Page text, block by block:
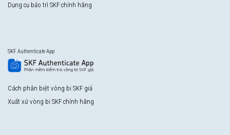
Dụng cụ bảo trì SKF chính hãng
SKF Authenticate App
Cách phân biệt vòng bi SKF giả
Xuất xứ vòng bi SKF chính hãng